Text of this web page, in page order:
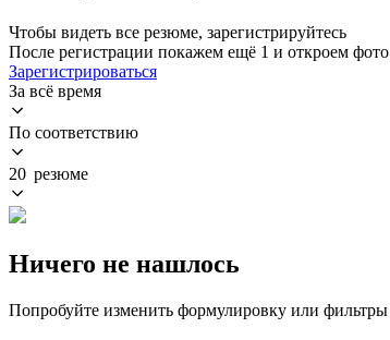
Чтобы видеть все резюме, зарегистрируйтесь
После регистрации покажем ещё 1 и откроем фото
Зарегистрироваться
За всё время
По соответствию
20 резюме
Ничего не нашлось
Попробуйте изменить формулировку или фильтры